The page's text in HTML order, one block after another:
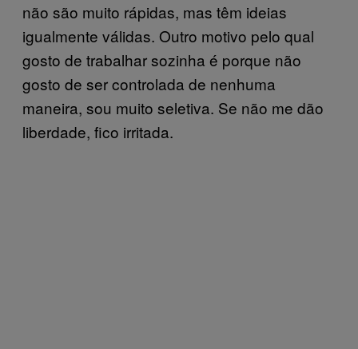
não são muito rápidas, mas têm ideias
igualmente válidas. Outro motivo pelo qual
gosto de trabalhar sozinha é porque não
gosto de ser controlada de nenhuma
maneira, sou muito seletiva. Se não me dão
liberdade, fico irritada.